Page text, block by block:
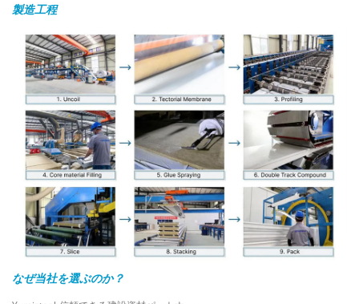
製造工程
なぜ当社を選ぶのか？